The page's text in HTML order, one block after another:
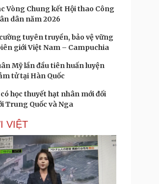
Cửa sổ tình yêu
Kể chuyện cho bé
Vòng Chung kết Hội thao Công
dân năm 2026
tuyên truyền, bảo vệ vững
giới Việt Nam – Campuchia
Mỹ lần đầu tiên huấn luyện
tử tại Hàn Quốc
học thuyết hạt nhân mới đối
Trung Quốc và Nga
VIỆT